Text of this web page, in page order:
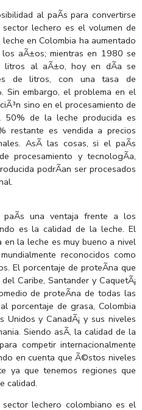
al paÃ­s para convertirse
lechero es el volumen de
en Colombia ha aumentado
aÃ±os; mientras en 1980 se
litros al aÃ±o, hoy en dÃ­a se
de litros, con una tasa de
Sin embargo, el problema en el
sino en el procesamiento de
de la leche producida es
restante es vendida a precios
AsÃ­ las cosas, si el paÃ­s
procesamiento y tecnologÃ­a,
podrÃ­an ser procesados
una ventaja frente a los
es la calidad de la leche. El
la leche es muy bueno a nivel
reconocidos como
El porcentaje de proteÃ­na que
Caribe, Santander y CaquetÃ¡
de proteÃ­na de todas las
porcentaje de grasa, Colombia
Unidos y CanadÃ¡ y sus niveles
Siendo asÃ­, la calidad de la
competir internacionalmente
en cuenta que Ã©stos niveles
ya que tenemos regiones que
calidad.
lechero colombiano es el